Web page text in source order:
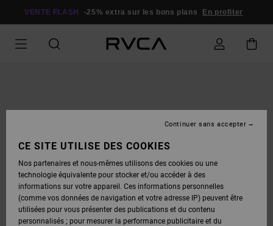
VENTE FLASH -25% extra sur les bons plans En profiter
CE SITE UTILISE DES COOKIES
Nos partenaires et nous-mêmes utilisons des cookies ou une
technologie équivalente pour stocker et/ou accéder à des
informations sur votre appareil. Ces informations personnelles
(comme vos données de navigation et votre adresse IP) peuvent être
utilisées pour vous présenter des publications et du contenu
personnalisés ; pour mesurer la performance publicitaire et du
Continuer sans accepter